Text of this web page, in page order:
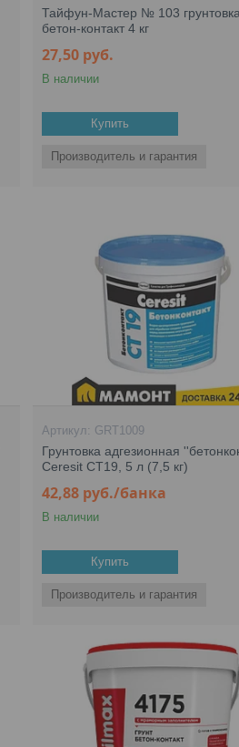
Тайфун-Мастер № 103 грунтовка
бетон-контакт 4 кг
27,50 руб.
В наличии
Купить
Производитель и гарантия
GRT1009
Грунтовка адгезионная
Ceresit CT19, 5 л (7,5 кг)
42,88 руб./банка
В наличии
Купить
Производитель и гарантия